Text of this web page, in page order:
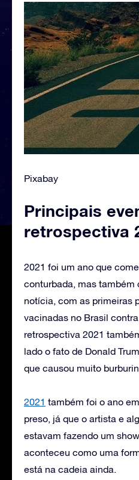
Pixabay
Principais
retrospectiva
2021 foi um ano que
conturbada, mas também
notícia, com as primeiras
vacinadas no Brasil
retrospectiva 2021
lado o fato de Donald
que causou muito
2021 também foi o ano
preso, já que o artista e
estavam fazendo um
aconteceu como uma
está na cadeia ainda.